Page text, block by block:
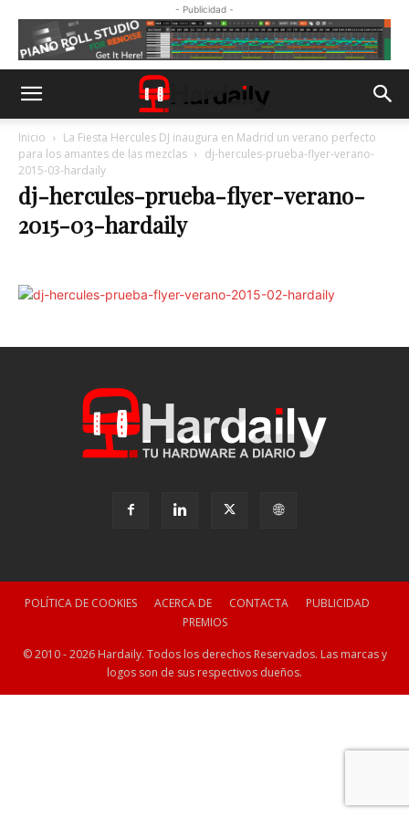
- Publicidad -
Inicio
La Fiesta Hercules DJ inaugura en Madrid un verano perfecto
para los amantes de las mezclas
dj-hercules-prueba-flyer-verano-
2015-03-hardaily
dj-hercules-prueba-flyer-verano-
2015-03-hardaily
POLÍTICA DE COOKIES ACERCA DE CONTACTA
PUBLICIDAD
PREMIOS
© 2010 - 2026 Hardaily. Todos los derechos Reservados. Las marcas y
logos son de sus respectivos dueños.